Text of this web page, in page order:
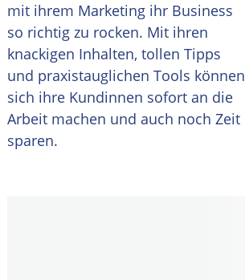
mit ihrem Marketing ihr Business
so richtig zu rocken. Mit ihren
knackigen Inhalten, tollen Tipps
und praxistauglichen Tools können
sich ihre Kundinnen sofort an die
Arbeit machen und auch noch Zeit
sparen.